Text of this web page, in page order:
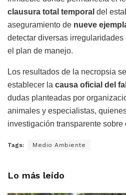
clausura total temporal del
aseguramiento de nueve
detectar diversas
el plan de manejo.
Los resultados de la necropsia
establecer la causa oficial del
dudas planteadas por
animales y especialistas,
investigación transparente sobre
Tags: Medio Ambiente
Lo más leído